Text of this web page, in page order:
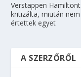
Verstappen Hamiltont
kritizálta, miután nem
értettek egyet
A SZERZŐRŐL